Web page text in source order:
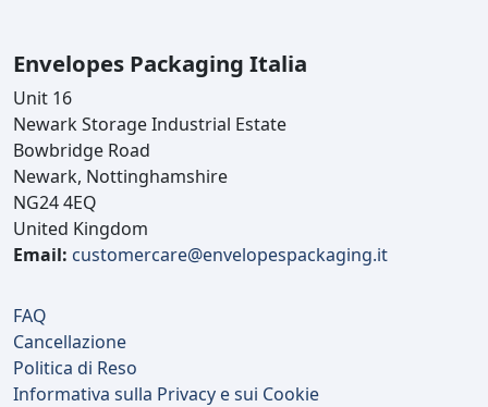
Envelopes Packaging Italia
Unit 16
Newark Storage Industrial Estate
Bowbridge Road
Newark, Nottinghamshire
NG24 4EQ
United Kingdom
Email: customercare@envelopespackaging.it
FAQ
Cancellazione
Politica di Reso
Informativa sulla Privacy e sui Cookie